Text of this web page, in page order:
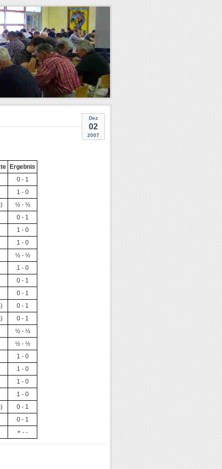
Dez
02
2007
Ergebnis
0 - 1
1 - 0
½ - ½
0 - 1
1 - 0
1 - 0
½ - ½
1 - 0
0 - 1
0 - 1
0 - 1
0 - 1
½ - ½
½ - ½
1 - 0
1 - 0
1 - 0
1 - 0
0 - 1
0 - 1
+ - -